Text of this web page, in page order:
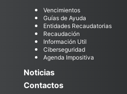
Vencimientos
Guías de Ayuda
Entidades Recaudatorias
Recaudación
Información Util
Ciberseguridad
Agenda Impositiva
Noticias
Contactos